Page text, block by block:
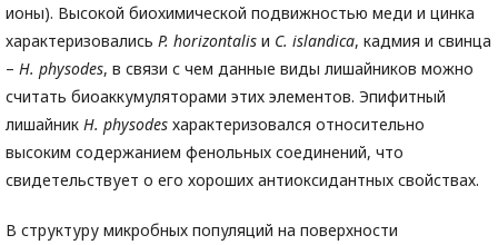
ионы). Высокой биохимической подвижностью меди и цинка
характеризовались P. horizontalis и C. islandica, кадмия и свинца
– H. physodes, в связи с чем данные виды лишайников можно
считать биоаккумуляторами этих элементов. Эпифитный
лишайник H. physodes характеризовался относительно
высоким содержанием фенольных соединений, что
свидетельствует о его хороших антиоксидантных свойствах.
В структуру микробных популяций на поверхности